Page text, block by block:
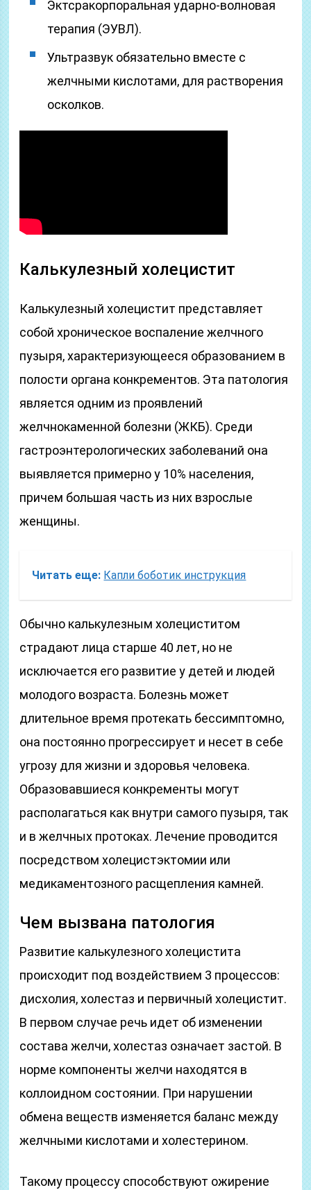
Эктсракорпоральная ударно-волновая
терапия (ЭУВЛ).
Ультразвук обязательно вместе с
желчными кислотами, для растворения
осколков.
Калькулезный холецистит
Калькулезный холецистит представляет
собой хроническое воспаление желчного
пузыря, характеризующееся образованием в
полости органа конкрементов. Эта патология
является одним из проявлений
желчнокаменной болезни (ЖКБ). Среди
гастроэнтерологических заболеваний она
выявляется примерно у 10% населения,
причем большая часть из них взрослые
женщины.
Читать еще: Капли боботик инструкция
Обычно калькулезным холециститом
страдают лица старше 40 лет, но не
исключается его развитие у детей и людей
молодого возраста. Болезнь может
длительное время протекать бессимптомно,
она постоянно прогрессирует и несет в себе
угрозу для жизни и здоровья человека.
Образовавшиеся конкременты могут
располагаться как внутри самого пузыря, так
и в желчных протоках. Лечение проводится
посредством холецистэктомии или
медикаментозного расщепления камней.
Чем вызвана патология
Развитие калькулезного холецистита
происходит под воздействием 3 процессов:
дисхолия, холестаз и первичный холецистит.
В первом случае речь идет об изменении
состава желчи, холестаз означает застой. В
норме компоненты желчи находятся в
коллоидном состоянии. При нарушении
обмена веществ изменяется баланс между
желчными кислотами и холестерином.
Такому процессу способствуют ожирение